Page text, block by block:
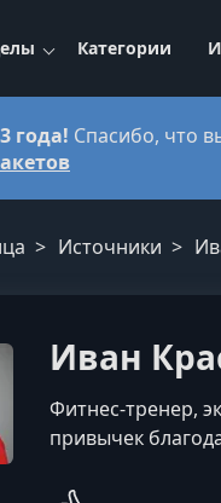
Категории
года! Спасибо, что
Источники
Иван
Фитнес-тренер,
привычек